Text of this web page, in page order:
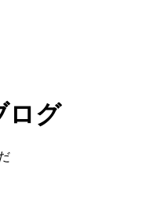
ログ